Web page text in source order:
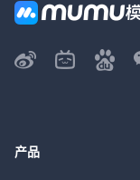
产品